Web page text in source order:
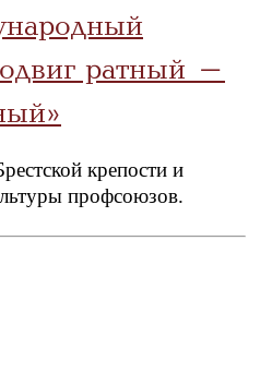
ратный –
крепости и
профсоюзов.